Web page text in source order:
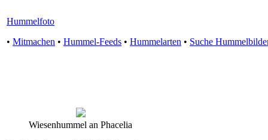
Hummelfoto
• Mitmachen • Hummel-Feeds • Hummelarten • Suche
Wiesenhummel an Phacelia